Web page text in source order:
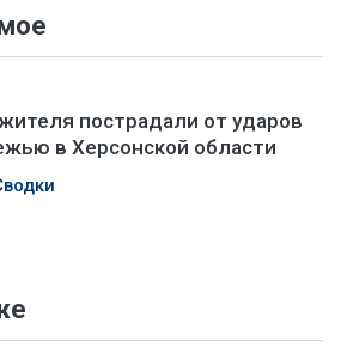
пострадали от ударов
в Херсонской области